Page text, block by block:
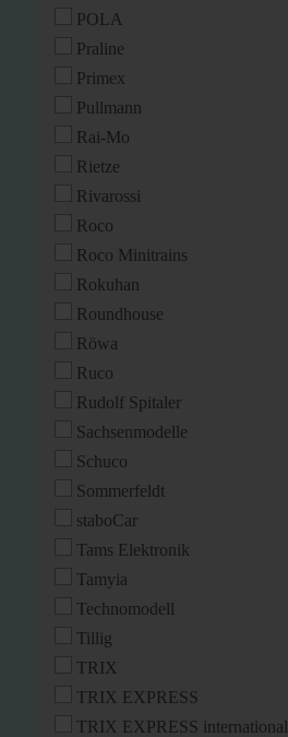
POLA
Praline
Primex
Pullmann
Rai-Mo
Rietze
Rivarossi
Roco
Roco Minitrains
Rokuhan
Roundhouse
Röwa
Ruco
Rudolf Spitaler
Sachsenmodelle
Schuco
Sommerfeldt
staboCar
Tams Elektronik
Tamyia
Technomodell
Tillig
TRIX
TRIX EXPRESS
TRIX EXPRESS international